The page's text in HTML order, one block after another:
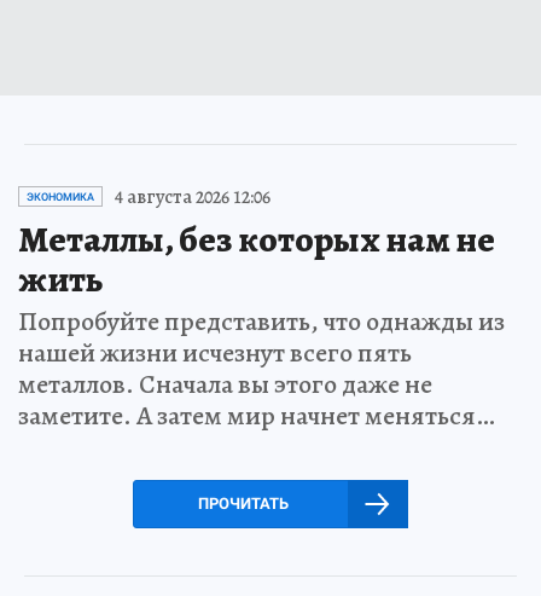
ЭКОНОМИКА 4 августа 2026 12:06
Металлы, без которых нам не
жить
Попробуйте представить, что однажды из
нашей жизни исчезнут всего пять
металлов. Сначала вы этого даже не
заметите. А затем мир начнет меняться…
ПРОЧИТАТЬ